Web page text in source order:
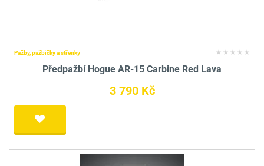
Pažby, pažbičky a střenky
Předpažbí Hogue AR-15 Carbine Red Lava
3 790 Kč